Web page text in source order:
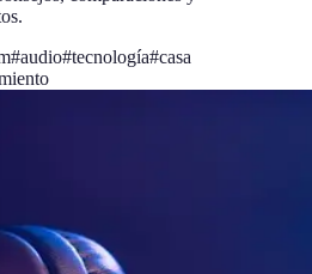
#audio#tecnología#casa